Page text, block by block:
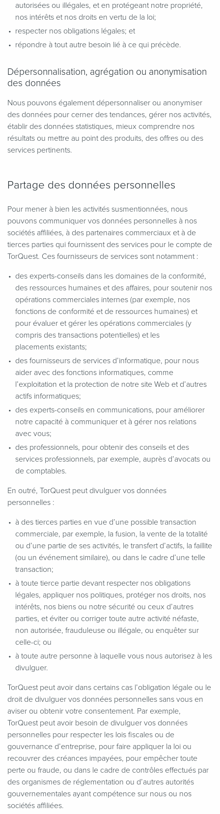
autorisées ou illégales, et en protégeant notre propriété,
nos intérêts et nos droits en vertu de la loi;
respecter nos obligations légales; et
répondre à tout autre besoin lié à ce qui précède.
Dépersonnalisation, agrégation ou anonymisation
des données
Nous pouvons également dépersonnaliser ou anonymiser
des données pour cerner des tendances, gérer nos activités,
établir des données statistiques, mieux comprendre nos
résultats ou mettre au point des produits, des offres ou des
services pertinents.
Partage des données personnelles
Pour mener à bien les activités susmentionnées, nous
pouvons communiquer vos données personnelles à nos
sociétés affiliées, à des partenaires commerciaux et à de
tierces parties qui fournissent des services pour le compte de
TorQuest. Ces fournisseurs de services sont notamment :
des experts-conseils dans les domaines de la conformité,
des ressources humaines et des affaires, pour soutenir nos
opérations commerciales internes (par exemple, nos
fonctions de conformité et de ressources humaines) et
pour évaluer et gérer les opérations commerciales (y
compris des transactions potentielles) et les
placements existants;
des fournisseurs de services d’informatique, pour nous
aider avec des fonctions informatiques, comme
l’exploitation et la protection de notre site Web et d’autres
actifs informatiques;
des experts-conseils en communications, pour améliorer
notre capacité à communiquer et à gérer nos relations
avec vous;
des professionnels, pour obtenir des conseils et des
services professionnels, par exemple, auprès d’avocats ou
de comptables.
En outré, TorQuest peut divulguer vos données
personnelles :
à des tierces parties en vue d’une possible transaction
commerciale, par exemple, la fusion, la vente de la totalité
ou d’une partie de ses activités, le transfert d’actifs, la faillite
(ou un événement similaire), ou dans le cadre d’une telle
transaction;
à toute tierce partie devant respecter nos obligations
légales, appliquer nos politiques, protéger nos droits, nos
intérêts, nos biens ou notre sécurité ou ceux d’autres
parties, et éviter ou corriger toute autre activité néfaste,
non autorisée, frauduleuse ou illégale, ou enquêter sur
celle-ci; ou
à toute autre personne à laquelle vous nous autorisez à les
divulguer.
TorQuest peut avoir dans certains cas l’obligation légale ou le
droit de divulguer vos données personnelles sans vous en
aviser ou obtenir votre consentement. Par exemple,
TorQuest peut avoir besoin de divulguer vos données
personnelles pour respecter les lois fiscales ou de
gouvernance d’entreprise, pour faire appliquer la loi ou
recouvrer des créances impayées, pour empêcher toute
perte ou fraude, ou dans le cadre de contrôles effectués par
des organismes de réglementation ou d’autres autorités
gouvernementales ayant compétence sur nous ou nos
sociétés affiliées.